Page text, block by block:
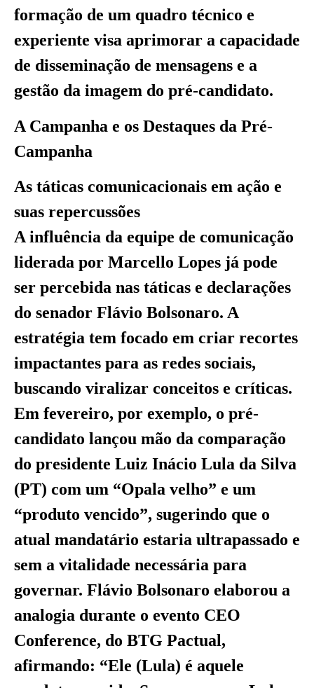
formação de um quadro técnico e
experiente visa aprimorar a capacidade
de disseminação de mensagens e a
gestão da imagem do pré-candidato.
A Campanha e os Destaques da Pré-
Campanha
As táticas comunicacionais em ação e
suas repercussões
A influência da equipe de comunicação
liderada por Marcello Lopes já pode
ser percebida nas táticas e declarações
do senador Flávio Bolsonaro. A
estratégia tem focado em criar recortes
impactantes para as redes sociais,
buscando viralizar conceitos e críticas.
Em fevereiro, por exemplo, o pré-
candidato lançou mão da comparação
do presidente Luiz Inácio Lula da Silva
(PT) com um “Opala velho” e um
“produto vencido”, sugerindo que o
atual mandatário estaria ultrapassado e
sem a vitalidade necessária para
governar. Flávio Bolsonaro elaborou a
analogia durante o evento CEO
Conference, do BTG Pactual,
afirmando: “Ele (Lula) é aquele